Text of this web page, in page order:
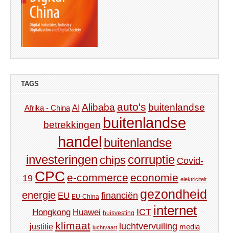
TAGS
Afrika - China AI Alibaba auto's buitenlandse
betrekkingen buitenlandse
handel buitenlandse
investeringen chips corruptie Covid-
19 CPC e-commerce economie elektriciteit
energie EU EU-China financiën gezondheid
Hongkong Huawei huisvesting ICT internet
justitie klimaat luchtvaart luchtvervuiling media